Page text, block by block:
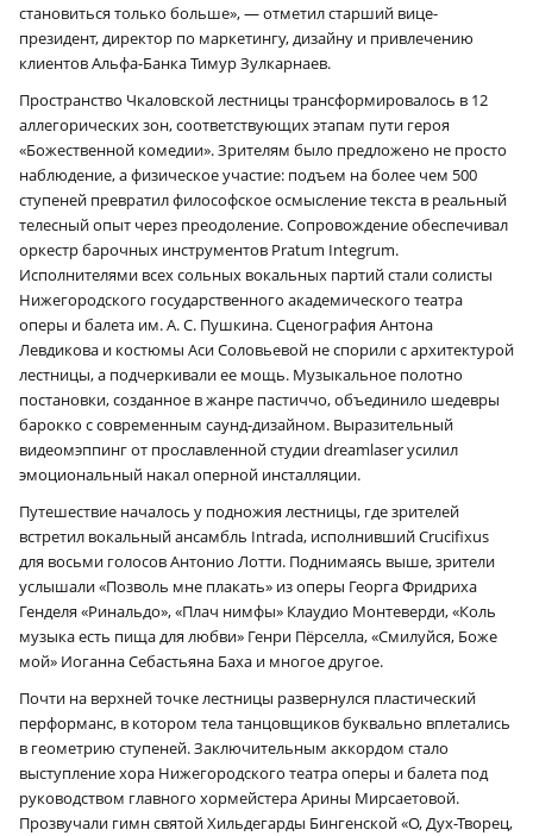
становиться только больше», — отметил старший вице-
президент, директор по маркетингу, дизайну и привлечению
клиентов Альфа-Банка Тимур Зулкарнаев.
Пространство Чкаловской лестницы трансформировалось в 12
аллегорических зон, соответствующих этапам пути героя
«Божественной комедии». Зрителям было предложено не просто
наблюдение, а физическое участие: подъем на более чем 500
ступеней превратил философское осмысление текста в реальный
телесный опыт через преодоление. Сопровождение обеспечивал
оркестр барочных инструментов Pratum Integrum.
Исполнителями всех сольных вокальных партий стали солисты
Нижегородского государственного академического театра
оперы и балета им. А. С. Пушкина. Сценография Антона
Левдикова и костюмы Аси Соловьевой не спорили с архитектурой
лестницы, а подчеркивали ее мощь. Музыкальное полотно
постановки, созданное в жанре пастиччо, объединило шедевры
барокко с современным саунд-дизайном. Выразительный
видеомэппинг от прославленной студии dreamlaser усилил
эмоциональный накал оперной инсталляции.
Путешествие началось у подножия лестницы, где зрителей
встретил вокальный ансамбль Intrada, исполнивший Crucifixus
для восьми голосов Антонио Лотти. Поднимаясь выше, зрители
услышали «Позволь мне плакать» из оперы Георга Фридриха
Генделя «Ринальдо», «Плач нимфы» Клаудио Монтеверди, «Коль
музыка есть пища для любви» Генри Пёрселла, «Смилуйся, Боже
мой» Иоганна Себастьяна Баха и многое другое.
Почти на верхней точке лестницы развернулся пластический
перформанс, в котором тела танцовщиков буквально вплетались
в геометрию ступеней. Заключительным аккордом стало
выступление хора Нижегородского театра оперы и балета под
руководством главного хормейстера Арины Мирсаетовой.
Прозвучали гимн святой Хильдегарды Бингенской «О, Дух-Творец,